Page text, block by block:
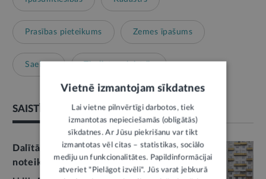
Prasības pieteikums Zemes īpašums
Saeima Tieslietu ministrija
SAISTĪTIE RAKSTI
Dalītā īpašuma izbeigšanai piedāvā
noteikt vienkāršu procedūru
3
Vietnē izmantojam sīkdatnes
Lai vietne pilnvērtīgi darbotos, tiek
izmantotas nepieciešamās (obligātās)
sīkdatnes. Ar Jūsu piekrišanu var tikt
izmantotas vēl citas – statistikas, sociālo
mediju un funkcionalitātes. Papildinformācijai
atveriet "Pielāgot izvēli". Jūs varat jebkurā